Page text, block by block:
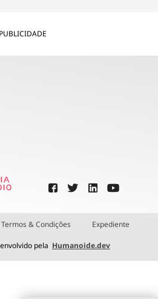
PUBLICIDADE
Termos & Condições Expediente
pela Humanoide.dev